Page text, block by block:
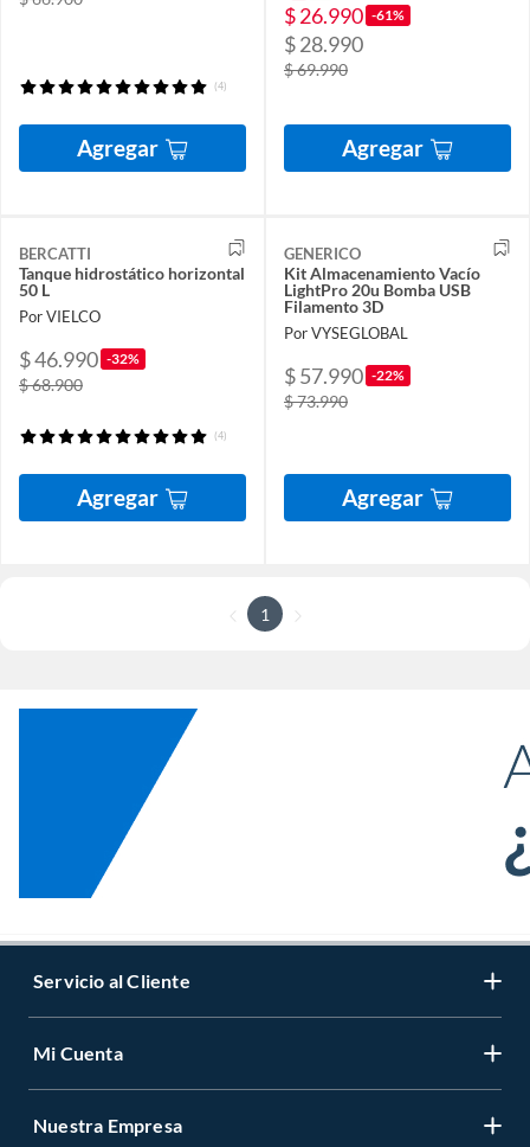
(4)
Agregar
$ 26.990 -61%
$ 28.990
$ 69.990
Agregar
BERCATTI
Tanque hidrostático horizontal
50 L
Por VIELCO
$ 46.990 -32%
$ 68.900
(4)
Agregar
GENERICO
Kit Almacenamiento Vacío
LightPro 20u Bomba USB
Filamento 3D
Por VYSEGLOBAL
$ 57.990 -22%
$ 73.990
Agregar
1
Servicio al Cliente
Mi Cuenta
Nuestra Empresa